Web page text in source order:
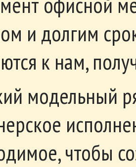
и долгим
к нам,
модельный
чтобы